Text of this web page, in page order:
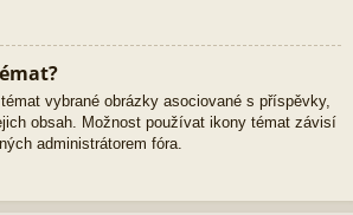
vybrané obrázky asociované s příspěvky,
obsah. Možnost používat ikony témat závisí
administrátorem fóra.